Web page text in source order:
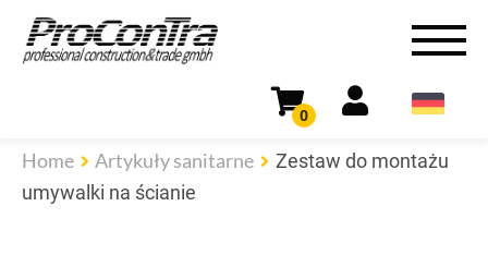
0
Home Artykuły sanitarne
Zestaw do montażu
umywalki na ścianie